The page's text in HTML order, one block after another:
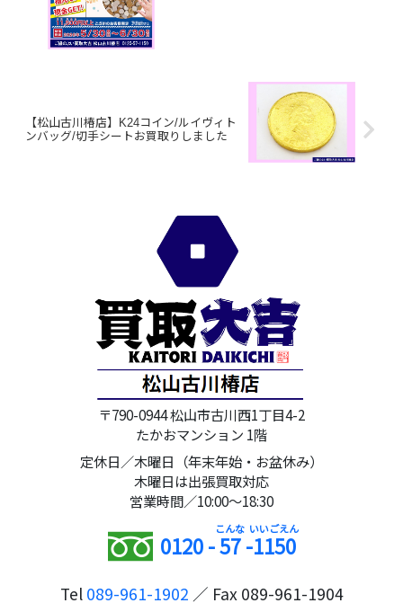
【松山古川椿店】K24コイン/ルイヴィト
ンバッグ/切手シートお買取りしました
〒790-0944 松山市古川西1丁目4-2
たかおマンション 1階
定休日／木曜日（年末年始・お盆休み）
木曜日は出張買取対応
営業時間／10:00～18:30
0120 -57-1150
Tel 089-961-1902 ／ Fax 089-961-1904